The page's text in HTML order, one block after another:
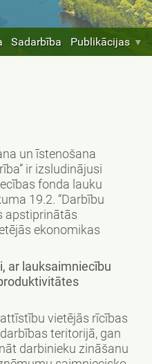
Sadarbība Publikācijas
un īstenošana
ir izsludinājusi
fonda lauku
19.2. “Darbību
apstiprinātās
ekonomikas
ar lauksaimniecību
vietējās rīcības
teritorijā, gan
darbinieku zināšanu